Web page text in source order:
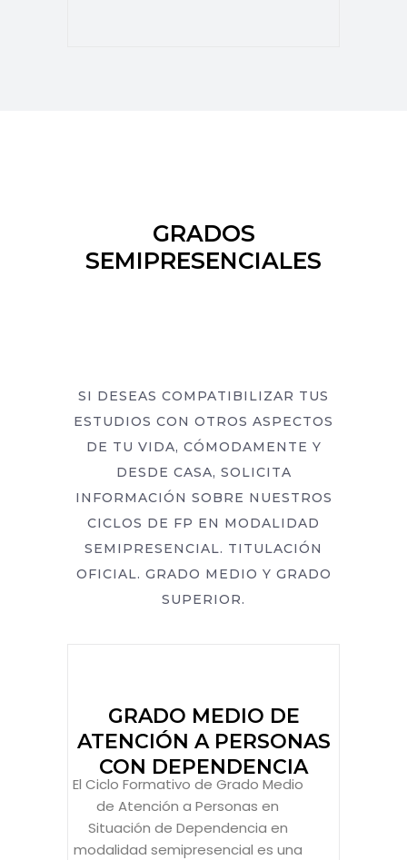
GRADOS
SEMIPRESENCIALES
SI DESEAS COMPATIBILIZAR TUS
ESTUDIOS CON OTROS ASPECTOS
DE TU VIDA, CÓMODAMENTE Y
DESDE CASA, SOLICITA
INFORMACIÓN SOBRE NUESTROS
CICLOS DE FP EN MODALIDAD
SEMIPRESENCIAL. TITULACIÓN
OFICIAL. GRADO MEDIO Y GRADO
SUPERIOR.
GRADO MEDIO DE
ATENCIÓN A PERSONAS
CON DEPENDENCIA
El Ciclo Formativo de Grado Medio
de Atención a Personas en
Situación de Dependencia en
modalidad semipresencial es una